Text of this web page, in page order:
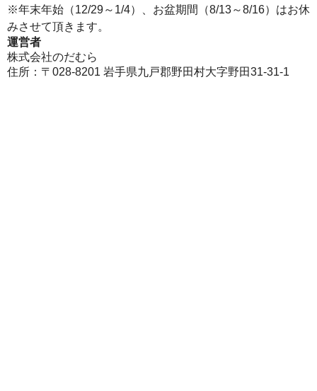
※年末年始（12/29～1/4）、お盆期間（8/13～8/16）はお休
みさせて頂きます。
運営者
株式会社のだむら
住所：〒028-8201 岩手県九戸郡野田村大字野田31-31-1